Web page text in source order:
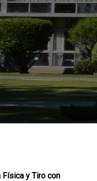
Física y Tiro con